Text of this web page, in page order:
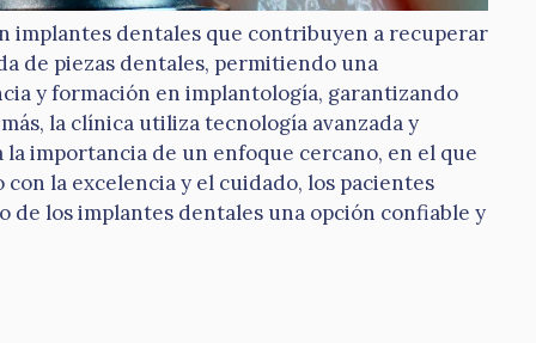
implantes dentales que contribuyen a recuperar
de piezas dentales, permitiendo una
y formación en implantología, garantizando
la clínica utiliza tecnología avanzada y
importancia de un enfoque cercano, en el que
la excelencia y el cuidado, los pacientes
los implantes dentales una opción confiable y